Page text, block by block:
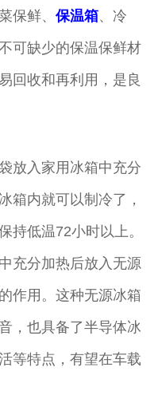
保鲜、保温箱、冷
可缺少的保温保鲜材
回收和再利用，是良
放入家用冰箱中充分
箱内就可以制冷了，
持低温72小时以上。
充分加热后放入无源
作用。这种无源冰箱
，也具备了半导体冰
等特点，有望在车载